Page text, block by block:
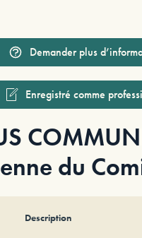
Demander plus
Enregistré comme
du
Description